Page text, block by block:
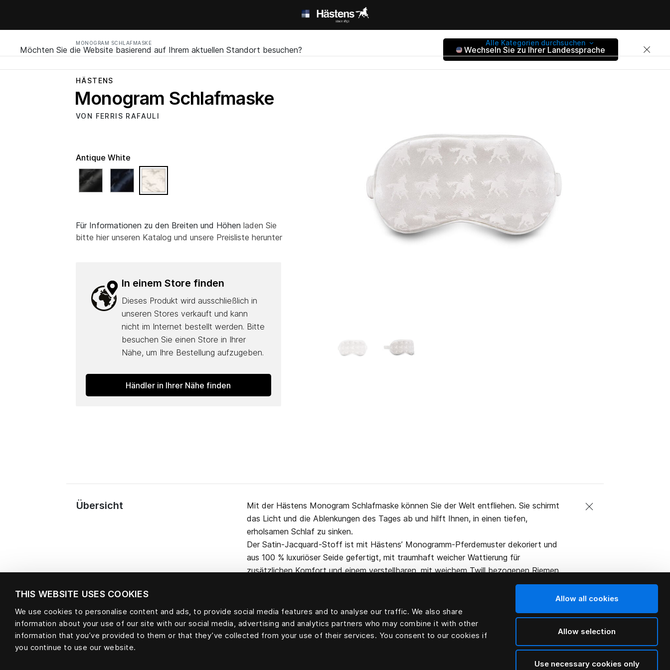
THIS WEBSITE USES COOKIES
We use cookies to personalise content and ads, to provide social media features and to analyse our traffic. We also share
information about your use of our site with our social media, advertising and analytics partners who may combine it with other
information that you’ve provided to them or that they’ve collected from your use of their services. You consent to our cookies if
you continue to use our website.
Allow all cookies
Allow selection
Use necessary cookies only
MONOGRAM SCHLAFMASKE Alle Kategorien durchsuchen
Möchten Sie die Website basierend auf Ihrem aktuellen Standort besuchen? Wechseln Sie zu Ihrer Landessprache
HÄSTENS
Monogram Schlafmaske
VON FERRIS RAFAULI
Für Informationen zu den Breiten und Höhen laden Sie
bitte hier unseren Katalog und unsere Preisliste herunter
Antique White
In einem Store finden
Dieses Produkt wird ausschließlich in
unseren Stores verkauft und kann
nicht im Internet bestellt werden. Bitte
besuchen Sie einen Store in Ihrer
Nähe, um Ihre Bestellung aufzugeben.
Händler in Ihrer Nähe finden
Übersicht
Mit der Hästens Monogram Schlafmaske können Sie der Welt entfliehen. Sie schirmt
das Licht und die Ablenkungen des Tages ab und hilft Ihnen, in einen tiefen,
erholsamen Schlaf zu sinken.
Der Satin-Jacquard-Stoff ist mit Hästens’ Monogramm-Pferdemuster dekoriert und
aus 100 % luxuriöser Seide gefertigt, mit traumhaft weicher Wattierung für
zusätzlichen Komfort und einem verstellbaren, mit weichem Twill bezogenen Riemen.
Material 100 Prozent Seide